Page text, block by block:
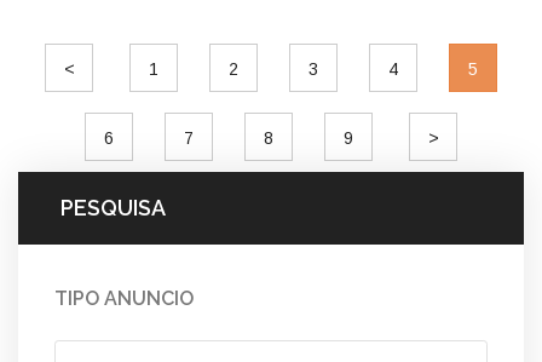
< 1 2 3 4 5
6 7 8 9 >
PESQUISA
TIPO ANUNCIO